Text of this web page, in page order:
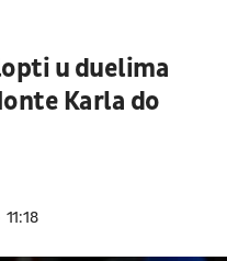
u duelima
Karla do
11:18